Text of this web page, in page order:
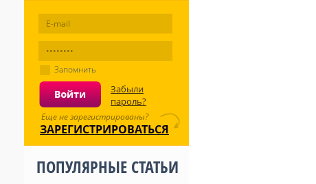
Запомнить
Забыли
пароль?
Еще не зарегистрированы?
ЗАРЕГИСТРИРОВАТЬСЯ
ПОПУЛЯРНЫЕ СТАТЬИ